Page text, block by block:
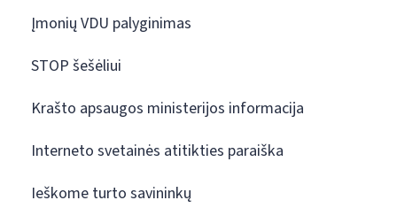
Įmonių VDU palyginimas
STOP šešėliui
Krašto apsaugos ministerijos informacija
Interneto svetainės atitikties paraiška
Ieškome turto savininkų